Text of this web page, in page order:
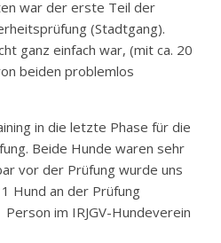
war der erste Teil der
(Stadtgang).
ganz einfach war, (mit ca. 20
beiden problemlos
in die letzte Phase für die
Beide Hunde waren sehr
vor der Prüfung wurde uns
Hund an der Prüfung
im IRJGV-Hundeverein